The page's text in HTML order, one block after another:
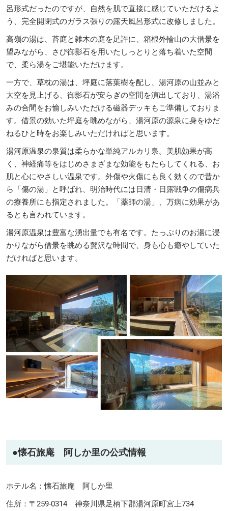
呂形式だったのですが、自然を肌で直接に感じていただけるよ
う、完全開閉式のガラス張りの露天風呂形式に改修しました。
高嶺の湯は、苔庭と雑木の庭を足許に、箱根外輪山の大借景を
望みながら、さび御影石を用いたしっとりと落ち着いた空間
で、柔ら湯をご堪能いただけます。
一方で、草枕の湯は、坪庭に落葉樹を配し、湯河原の山並みと
大空を見上げる、御影石が安らぎの空間を演出しており、湯浴
みの合間をお愉しみいただける磁器デッキもご準備しておりま
す。借景の効いた坪庭を眺めながら、湯河原の源泉に身をゆだ
ねるひと時をお楽しみいただければと思います。
湯河原温泉の泉質は柔らかな単純アルカリ泉。美肌効果が高
く、神経痛等をはじめさまざまな効能をもたらしてくれる、お
肌と心にやさしい温泉です。外傷や火傷にも良く効くので昔か
ら「傷の湯」と呼ばれ、明治時代には日清・日露戦争の傷病兵
の療養所にも指定されました。「薬師の湯」、万病に効果があ
るとも言われています。
湯河原温泉は豊富な湧出量でも有名です。たっぷりのお湯に浸
かりながら借景を眺める贅沢な時間で、身も心も癒やしていた
だければと思います。
●懐石旅庵 阿しか里の公式情報
ホテル名：懐石旅庵 阿しか里
住所：〒259-0314 神奈川県足柄下郡湯河原町宮上734